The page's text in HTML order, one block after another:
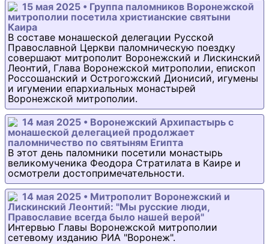
15 мая 2025 • Группа паломников Воронежской
митрополии посетила христианские святыни
Каира
В составе монашеской делегации Русской
Православной Церкви паломническую поездку
совершают митрополит Воронежский и Лискинский
Леонтий, Глава Воронежской митрополии, епископ
Россошанский и Острогожский Дионисий, игумены
и игумении епархиальных монастырей
Воронежской митрополии.
14 мая 2025 • Воронежский Архипастырь с
монашеской делегацией продолжает
паломничество по святыням Египта
В этот день паломники посетили монастырь
великомученика Феодора Стратилата в Каире и
осмотрели достопримечательности.
14 мая 2025 • Митрополит Воронежский и
Лискинский Леонтий: "Мы русские люди,
Православие всегда было нашей верой"
Интервью Главы Воронежской митрополии
сетевому изданию РИА "Воронеж".